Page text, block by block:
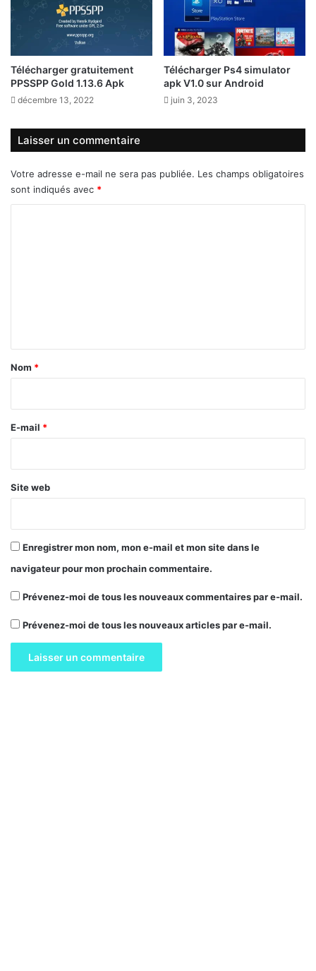
Télécharger gratuitement
PPSSPP Gold 1.13.6 Apk
décembre 13, 2022
Télécharger Ps4 simulator
apk V1.0 sur Android
juin 3, 2023
Laisser un commentaire
Votre adresse e-mail ne sera pas publiée. Les champs obligatoires
sont indiqués avec *
a
e
Nom *
E-mail *
Site web
Enregistrer mon nom, mon e-mail et mon site dans le
navigateur pour mon prochain commentaire.
Prévenez-moi de tous les nouveaux commentaires par e-mail.
Prévenez-moi de tous les nouveaux articles par e-mail.